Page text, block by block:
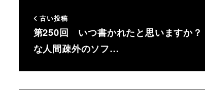
古い投稿
第250回 いつ書かれたと思いますか
な人間疎外のソフ…